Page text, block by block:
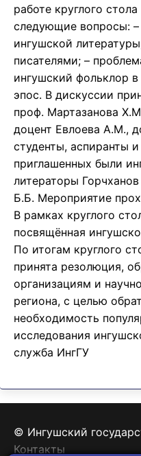
работе круглого
следующие вопросы:
ингушской
писателями; –
ингушский фольклор
эпос. В дискуссии
проф. Мартазанова
доцент Евлоева А.М.,
студенты, аспиранты
приглашенных были
литераторы
Б.Б. Мероприятие
В рамках круглого
посвящённая
По итогам круглого
принята резолюция,
организациям и
региона, с целью
необходимость
исследования
служба ИнгГУ
© Ингушский
Контакты